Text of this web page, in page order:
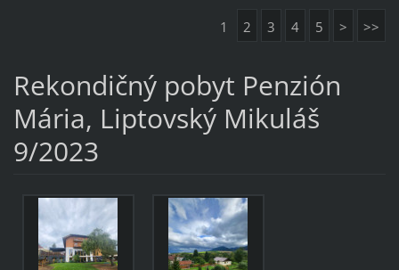
1 2 3 4 5 > >>
Rekondičný pobyt Penzión
Mária, Liptovský Mikuláš
9/2023